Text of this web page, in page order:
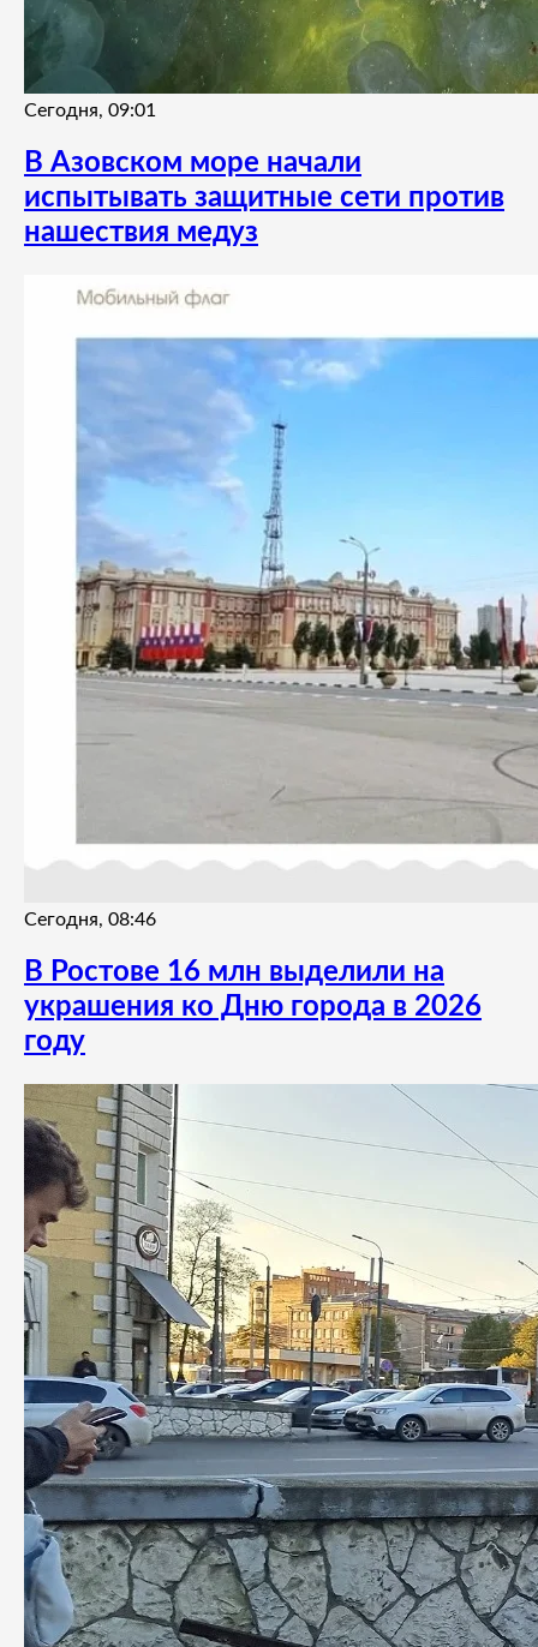
Сегодня, 09:01
В Азовском море начали
испытывать защитные сети против
нашествия медуз
Сегодня, 08:46
В Ростове 16 млн выделили на
украшения ко Дню города в 2026
году